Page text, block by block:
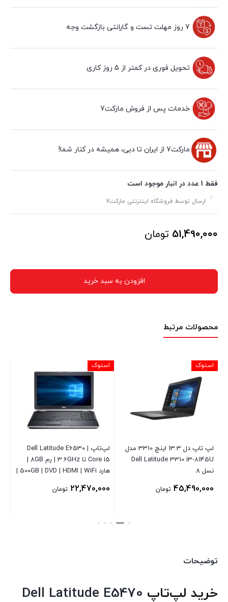
7 روز مهلت تست و گارانتی بازگشت وجه
تحویل فوری در کمتر از 5 روز کاری
خدمات پس از فروش مارکت7
مارکت7 از ایران تا دبی، همیشه در کنار شما!
فقط 1 عدد در انبار موجود است
ارسال توسط فروشگاه اینترنتی مارکت7
51,490,000 تومان
افزودن به سبد خرید
محصولات مرتبط
لپ تاپ دل 13.3 اینچ 3310 مدل
Dell Latitude 3310 i3-8145U
نسل 8
45,490,000 تومان
استوک
لپ‌تاپ Dell Latitude E6530 |
Core i5 تا 3.6GHz | رم 8GB |
هارد 500GB | DVD | HDMI | WiFi |
22,470,000 تومان
استوک
توضیحات
خرید لپ‌تاپ Dell Latitude E5470